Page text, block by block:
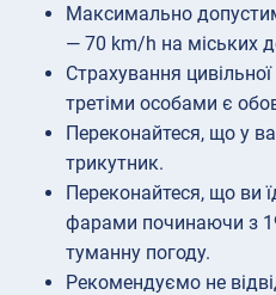
Максимально
— 70 km/h на міських
Страхування
третіми особами є
Переконайтеся, що у
трикутник.
Переконайтеся, що ви
фарами починаючи з
туманну погоду.
Рекомендуємо не